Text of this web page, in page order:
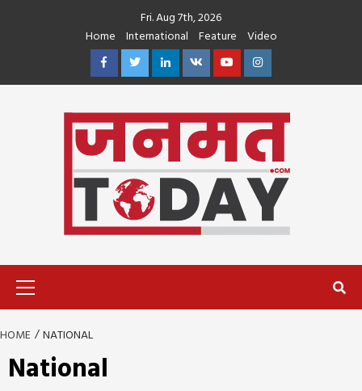
Fri. Aug 7th, 2026
Home
International Feature
Video
FacebookTwitterLinkedin
VK YoutubeInstagram
HOME NATIONAL
National